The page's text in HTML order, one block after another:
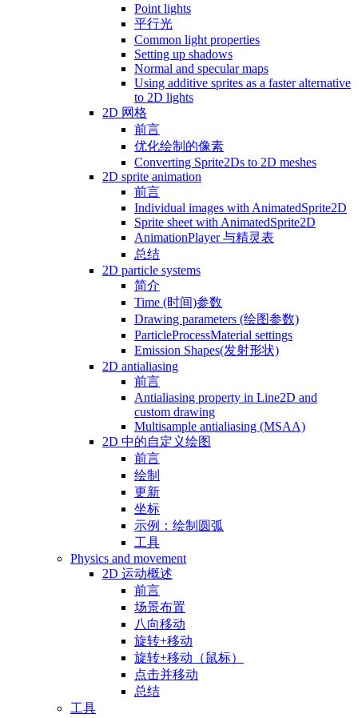
Point lights
平行光
Common light properties
Setting up shadows
Normal and specular maps
Using additive sprites as a faster alternative
to 2D lights
2D 网格
前言
优化绘制的像素
Converting Sprite2Ds to 2D meshes
2D sprite animation
前言
Individual images with AnimatedSprite2D
Sprite sheet with AnimatedSprite2D
AnimationPlayer 与精灵表
总结
2D particle systems
简介
Time (时间)参数
Drawing parameters (绘图参数)
ParticleProcessMaterial settings
Emission Shapes(发射形状)
2D antialiasing
前言
Antialiasing property in Line2D and
custom drawing
Multisample antialiasing (MSAA)
2D 中的自定义绘图
前言
绘制
更新
坐标
示例：绘制圆弧
工具
Physics and movement
2D 运动概述
前言
场景布置
八向移动
旋转+移动
旋转+移动（鼠标）
点击并移动
总结
工具